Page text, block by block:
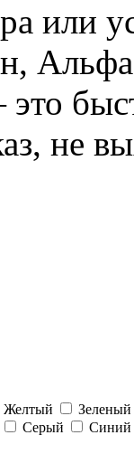
или
не
Желтый
Зеленый
Серый Синий